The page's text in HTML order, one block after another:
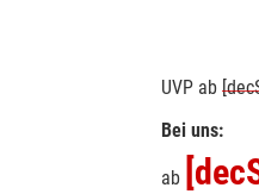
UVP ab
Bei uns:
ab